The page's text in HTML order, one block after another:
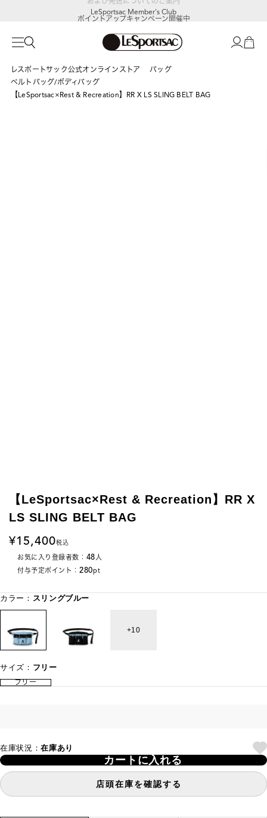
LeSportsac Member's Club
ポイントアップキャンペーン開催中
レスポートサック公式オンラインストア
バッグ
ベルトバッグ/ボディバッグ
【LeSportsac×Rest & Recreation】RR X LS SLING BELT BAG
【LeSportsac×Rest & Recreation】RR X
LS SLING BELT BAG
15,400税込
お気に入り登録者数： 48人
付与予定ポイント： 280pt
カラー： スリングブルー
10
サイズ： フリー
フリー
在庫状況：在庫あり
カートに入れる
店頭在庫を確認する